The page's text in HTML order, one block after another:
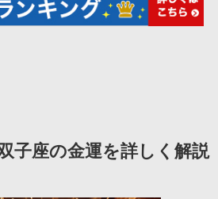
子座の金運を詳しく解説